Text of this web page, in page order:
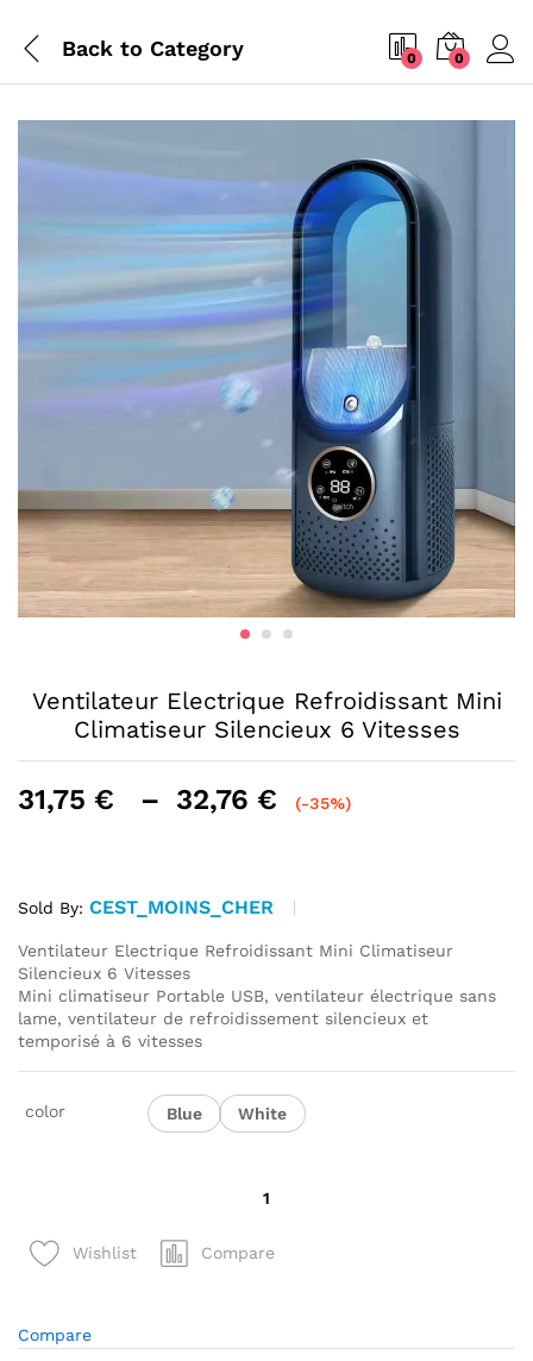
Back to Category 0 0
Ventilateur Electrique Refroidissant Mini
Climatiseur Silencieux 6 Vitesses
31,75 € – 32,76 €
Plage
à
32,76 €
(-35%)
Sold By: CEST_MOINS_CHER
Ventilateur Electrique Refroidissant Mini Climatiseur
Silencieux 6 Vitesses
Mini climatiseur Portable USB, ventilateur électrique sans
lame, ventilateur de refroidissement silencieux et
temporisé à 6 vitesses
color Blue White
Ventilateur
Electrique
Climatiseur
Wishlist Compare
Compare